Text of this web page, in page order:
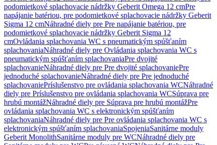
podomietkové splachovacie nádržky Geberit Omega 12 cmPre
napájanie batériou, pre podomietkové splachovacie nádržky Geberit
Sigma 12 cmNáhradné diely pre Pre napájanie batériou, pre
podomietkové splachovacie nádržky Geberit Sigma 12
cmOvládania splachovania WC s pneumatickým spúšťaním
splachovaniaNáhradné diely pre Ovládania splachovania WC s
pneumatickým spúšťaním splachovaniaPre dvojité
splachovanieNáhradné diely pre Pre dvojité splachovaniePre
jednoduché splachovanieNáhradné diely pre Pre jednoduché
splachovaniePríslušenstvo pre ovládania splachovania WCNáhradné
diely pre Príslušenstvo pre ovládania splachovania WCSúprava pre
hrubú montážNáhradné diely pre Súprava pre hrubú montážPre
ovládania splachovania WC s elektronickým spúšťaním
splachovaniaNáhradné diely pre Pre ovládania splachovania WC s
elektronickým spúšťaním splachovaniaSpojeniaSanitárne moduly
Geberit MonolithSanitárne moduly pre WCNáhradné diely pre